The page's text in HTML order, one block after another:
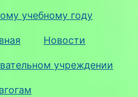
учебному году
Новости
учреждении